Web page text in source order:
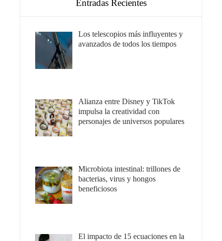
Entradas Recientes
Los telescopios más influyentes y
avanzados de todos los tiempos
Alianza entre Disney y TikTok
impulsa la creatividad con
personajes de universos populares
Microbiota intestinal: trillones de
bacterias, virus y hongos
beneficiosos
El impacto de 15 ecuaciones en la